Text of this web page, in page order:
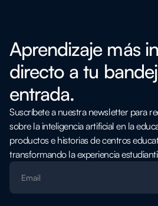
Aprendizaje más
directo a tu
entrada.
Suscríbete a nuestra newsletter para
sobre la inteligencia artificial en la
productos e historias de centros
transformando la experiencia